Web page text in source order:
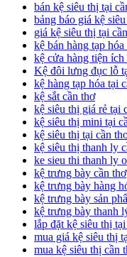
bán kệ siêu thị tại
bảng báo giá kệ
giá kệ siêu thị tại
kệ bán hàng tạp
kệ cửa hàng tiện ích
Kệ đôi lưng đục lỗ
kệ hàng tạp hóa tại
kệ sắt cần thơ
kệ siêu thị giá rẻ tại
kệ siêu thị mini tại
kệ siêu thị tại cần
kệ siêu thị thanh ly
ke sieu thi thanh ly
kệ trưng bày cần thơ
kệ trưng bày hàng
kệ trưng bày sản
kệ trưng bày thanh
lắp đặt kệ siêu thị
mua giá kệ siêu thị
mua kệ siêu thị cần